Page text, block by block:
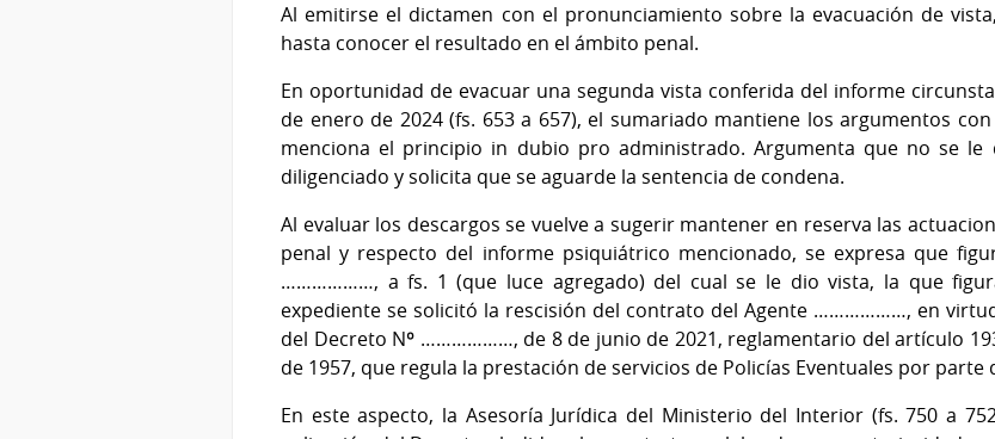
Al emitirse el dictamen con el pronunciamiento sobre la evacuación de
hasta conocer el resultado en el ámbito penal.
En oportunidad de evacuar una segunda vista conferida del informe
de enero de 2024 (fs. 653 a 657), el sumariado mantiene los argumentos
menciona el principio in dubio pro administrado. Argumenta que no se
diligenciado y solicita que se aguarde la sentencia de condena.
Al evaluar los descargos se vuelve a sugerir mantener en reserva las
penal y respecto del informe psiquiátrico mencionado, se expresa que
………………, a fs. 1 (que luce agregado) del cual se le dio vista, la que
expediente se solicitó la rescisión del contrato del Agente ………………, en
del Decreto Nº ………………, de 8 de junio de 2021, reglamentario del artículo
de 1957, que regula la prestación de servicios de Policías Eventuales por
En este aspecto, la Asesoría Jurídica del Ministerio del Interior (fs. 750 a